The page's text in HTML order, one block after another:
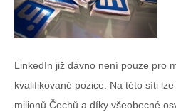
LinkedIn již dávno není pouze pro
kvalifikované pozice. Na této síti
milionů Čechů a díky všeobecné